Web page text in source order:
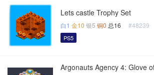
Lets castle Trophy Set
白1 金10 银5 铜0 总16 #48239
PS5
Argonauts Agency 4: Glove